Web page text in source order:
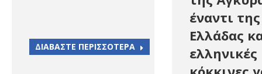
ΔΙΑΒΑΣΤΕ ΠΕΡΙΣΣΟΤΕΡΑ
έναντι της
Ελλάδας
ελληνικές